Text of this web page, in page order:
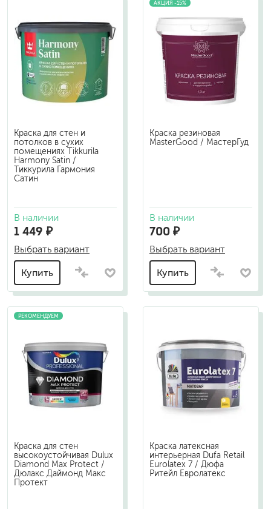
Краска для стен и
потолков в сухих
помещениях Tikkurila
Harmony Satin /
Тиккурила Гармония
Сатин
В наличии
1 449 ₽
Выбрать вариант
Купить
АКЦИЯ -15%
Краска резиновая
MasterGood / МастерГуд
В наличии
700 ₽
Выбрать вариант
Купить
РЕКОМЕНДУЕМ
Краска для стен
высокоустойчивая Dulux
Diamond Max Protect /
Дюлакс Даймонд Макс
Протект
Краска латексная
интерьерная Dufa Retail
Eurolatex 7 / Дюфа
Ритейл Евролатекс